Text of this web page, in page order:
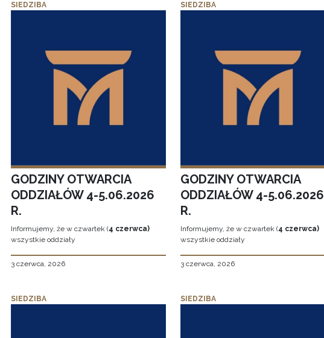
SIEDZIBA
GODZINY OTWARCIA
ODDZIAŁÓW 4-5.06.2026
R.
Informujemy, że w czwartek (4 czerwca)
wszystkie oddziały
3 czerwca, 2026
SIEDZIBA
GODZINY OTWARCIA
ODDZIAŁÓW 4-5.06.2026
R.
Informujemy, że w czwartek (4 czerwca)
wszystkie oddziały
3 czerwca, 2026
SIEDZIBA SIEDZIBA